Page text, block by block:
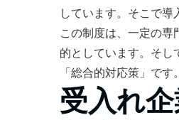
しています。そこで導
この制度は、一定の専
的としています。そし
「総合的対応策」です。
受入れ